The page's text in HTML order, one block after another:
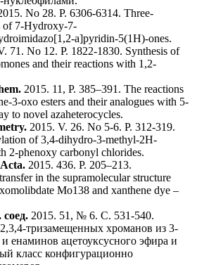
No 28. P. 6306-6314. Three-
of 7-Hydroxy-7-
a]pyridin-5(1H)-ones.
71. No 12. P. 1822-1830. Synthesis of
and their reactions with 1,2-
2015. 11, P. 385–391. The reactions
3-oxo esters and their analogues with 5-
to novel azaheterocycles.
2015. V. 26. No 5-6. P. 312-319.
of 3,4-dihydro-3-methyl-2H-
2-phenoxy carbonyl chlorides.
2015. 436. P. 205–213.
in the supramolecular structure
Mo138 and xanthene dye –
2015. 51, № 6. С. 531-540.
тризамещенных хроманов из 3-
енаминов ацетоуксусного эфира и
класс конфигурационно